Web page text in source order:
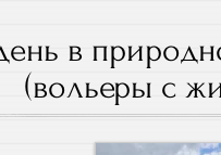
в
(вольеры с